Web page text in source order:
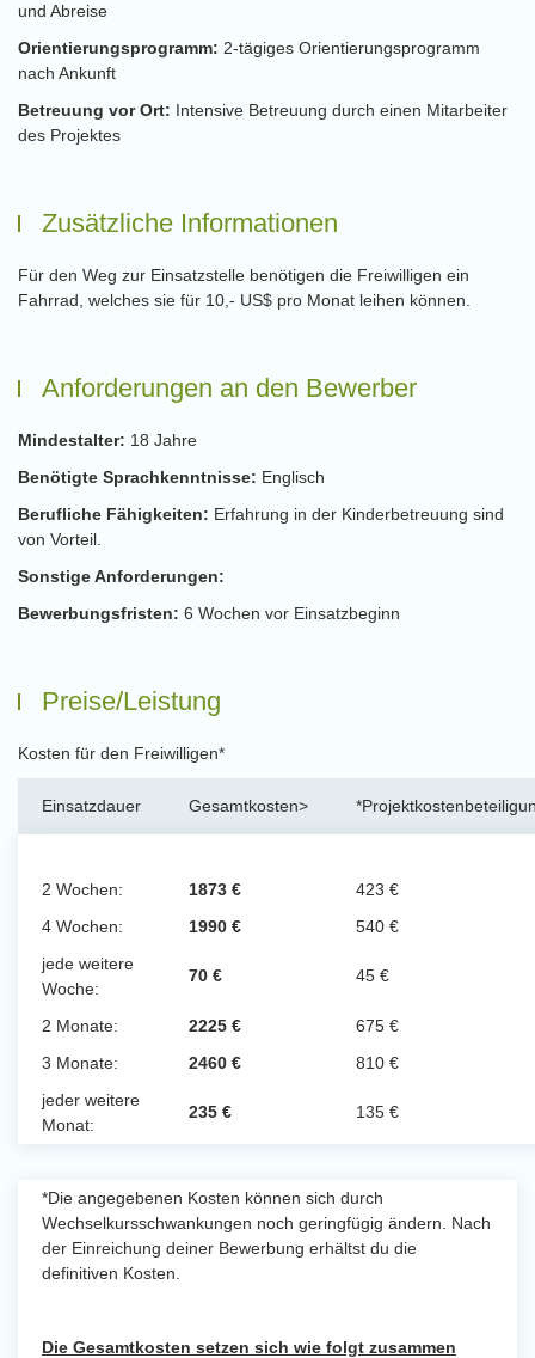
und Abreise
Orientierungsprogramm: 2-tägiges Orientierungsprogramm
nach Ankunft
Betreuung vor Ort: Intensive Betreuung durch einen Mitarbeiter
des Projektes
Zusätzliche Informationen
Für den Weg zur Einsatzstelle benötigen die Freiwilligen ein
Fahrrad, welches sie für 10,- US$ pro Monat leihen können.
Anforderungen an den Bewerber
Mindestalter: 18 Jahre
Benötigte Sprachkenntnisse: Englisch
Berufliche Fähigkeiten: Erfahrung in der Kinderbetreuung sind
von Vorteil.
Sonstige Anforderungen:
Bewerbungsfristen: 6 Wochen vor Einsatzbeginn
Preise/Leistung
Kosten für den Freiwilligen*
Einsatzdauer Gesamtkosten>
2 Wochen: 1873 €
423 €
4 Wochen:
1990 €
540 €
jede weitere
Woche:
70 € 45 €
2 Monate: 2225 €
675 €
3 Monate:
2460 €
810 €
jeder weitere
Monat:
235 € 135 €
*Die angegebenen Kosten können sich durch
Wechselkursschwankungen noch geringfügig ändern. Nach
der Einreichung deiner Bewerbung erhältst du die
definitiven Kosten.
Die Gesamtkosten setzen sich wie folgt zusammen